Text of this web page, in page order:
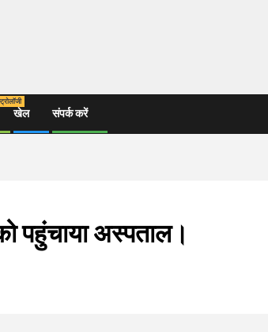
खेल संपर्क करें
पहुंचाया अस्पताल।